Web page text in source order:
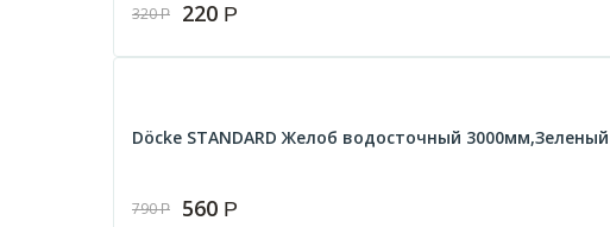
320Р 220 Р
Döcke STANDARD Желоб водосточный 3000мм,Зеленый
790Р 560 Р